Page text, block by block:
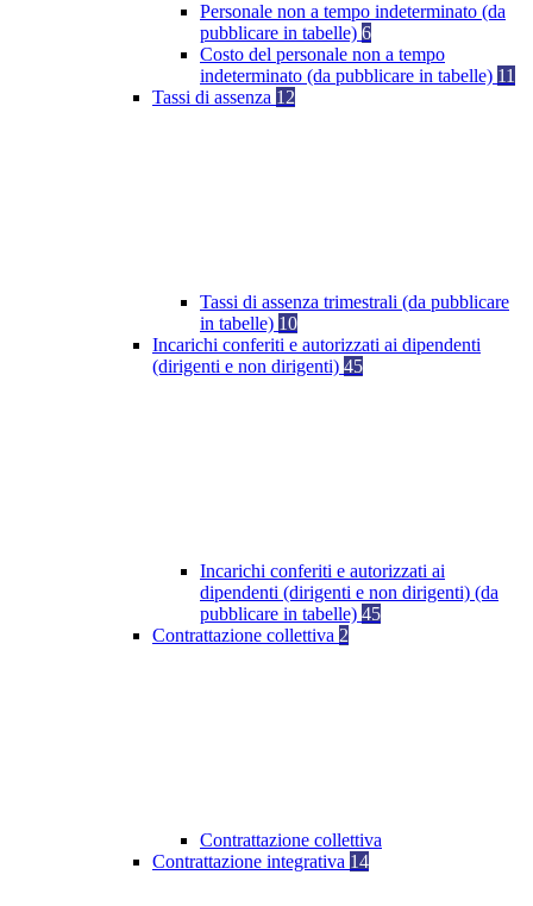
Personale non a tempo indeterminato (da
pubblicare in tabelle) 6
Costo del personale non a tempo
indeterminato (da pubblicare in tabelle) 11
Tassi di assenza 12
Tassi di assenza trimestrali (da pubblicare
in tabelle) 10
Incarichi conferiti e autorizzati ai dipendenti
(dirigenti e non dirigenti) 45
Incarichi conferiti e autorizzati ai
dipendenti (dirigenti e non dirigenti) (da
pubblicare in tabelle) 45
Contrattazione collettiva 2
Contrattazione collettiva
Contrattazione integrativa 14